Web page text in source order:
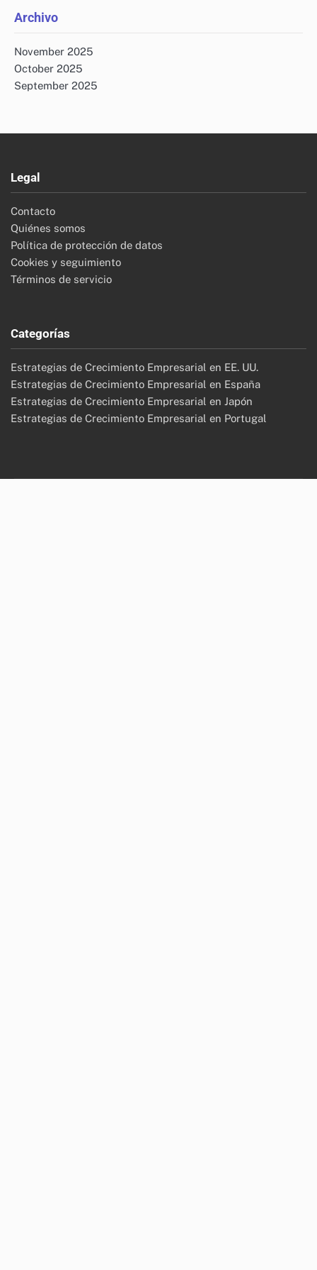
Archivo
November 2025
October 2025
September 2025
Legal
Contacto
Quiénes somos
Política de protección de datos
Cookies y seguimiento
Términos de servicio
Categorías
Estrategias de Crecimiento Empresarial en EE. UU.
Estrategias de Crecimiento Empresarial en España
Estrategias de Crecimiento Empresarial en Japón
Estrategias de Crecimiento Empresarial en Portugal